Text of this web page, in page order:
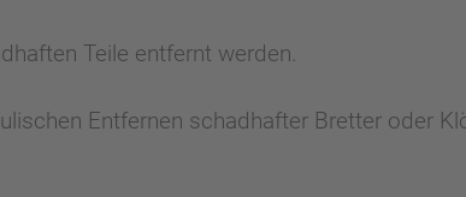
Teile entfernt werden.
Entfernen schadhafter Bretter oder